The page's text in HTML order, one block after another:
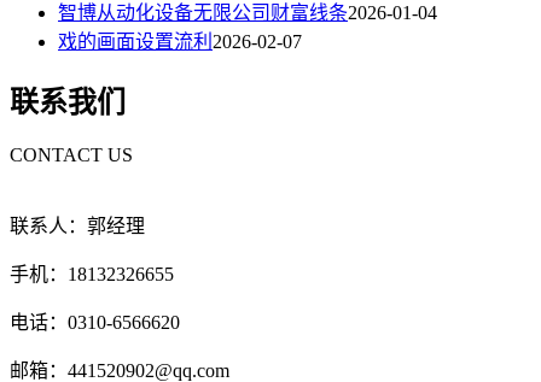
智博从动化设备无限公司财富线条2026-01-04
戏的画面设置流利 2026-02-07
联系我们
CONTACT US
联系人：郭经理
手机：18132326655
电话：0310-6566620
邮箱：441520902@qq.com